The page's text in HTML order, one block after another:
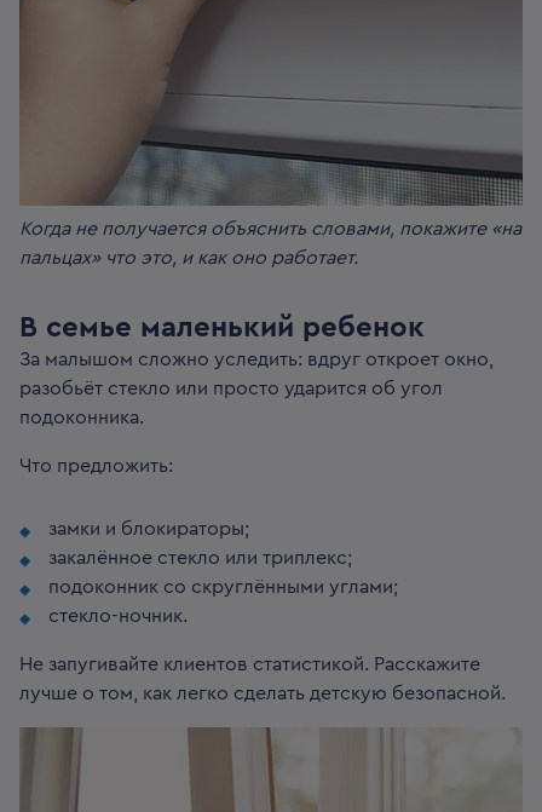
Когда не получается объяснить словами, покажите «на
пальцах» что это, и как оно работает.
В семье маленький ребенок
За малышом сложно уследить: вдруг откроет окно,
разобьёт стекло или просто ударится об угол
подоконника.
Что предложить:
замки и блокираторы;
закалённое стекло или триплекс;
подоконник со скруглёнными углами;
стекло-ночник.
Не запугивайте клиентов статистикой. Расскажите
лучше о том, как легко сделать детскую безопасной.